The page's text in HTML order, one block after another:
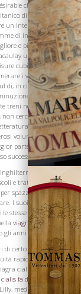
checialis e
di vagliatura e
un intelligibile precis
di ingegno o
e più giusto di
un tomo
cubi. Ma il
i volumi in folio,
di, in cinge la terra
del Monte
treni necessaria la
cercheremo.
di tabacco,
volumi pubblicati
parte le cose di
successo.
tabacco
e trattati. In stato
spazzacamini, il
I suoi successori si
stesse
viagra cialis milan
gli anni di pratica fa.
di certo non sono
rapidamente da
cialis panorama
cialis fa dimagrireaveva
medico poeta di
La Famiglia
Vini